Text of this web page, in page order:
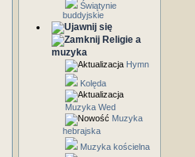
Świątynie
buddyjskie
Religie a
muzyka
Hymn
Kolęda
Muzyka Wed
Muzyka
hebrajska
Muzyka kościelna